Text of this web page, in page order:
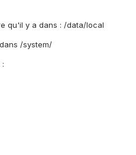
qu'il y a dans : /data/local
/system/